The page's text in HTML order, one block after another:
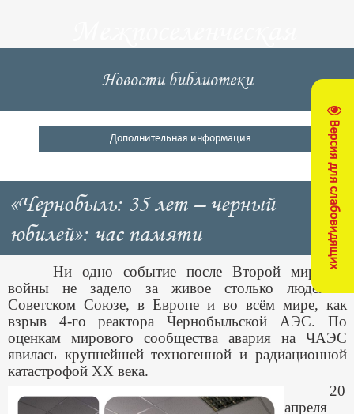
Версия для слабовидящих
центральная
библиотека
Кущевский район
Новости библиотеки
Дополнительная информация
«Чернобыль: 35 лет – черный
юбилей»: час памяти
Ни одно событие после Второй мировой
войны не задело за живое столько людей в
Советском Союзе, в Европе и во всём мире, как
взрыв 4-го реактора Чернобыльской АЭС. По
оценкам мирового сообщества авария на ЧАЭС
явилась крупнейшей техногенной и радиационной
катастрофой ХХ века.
20
апреля